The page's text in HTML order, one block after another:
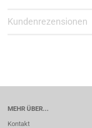
Kundenrezensionen
MEHR ÜBER...
Kontakt